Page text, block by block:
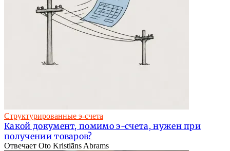
Структурированные э-счета
Какой документ, помимо э-счета, нужен при
получении товаров?
Отвечает Oto Kristiāns Abrams